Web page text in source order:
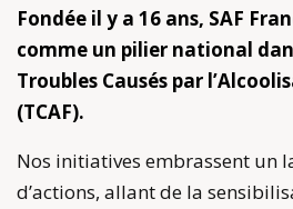
Fondée il y a 16 ans, SAF
comme un pilier national
Troubles Causés par
(TCAF).
Nos initiatives embrassent un
d’actions, allant de la